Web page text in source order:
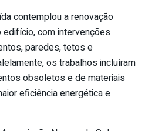
contemplou a renovação
com intervenções
paredes, tetos e
os trabalhos incluíram
obsoletos e de materiais
eficiência energética e